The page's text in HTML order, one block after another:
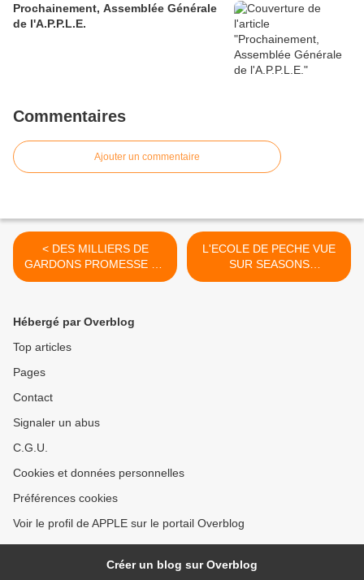
Prochainement, Assemblée Générale
de l'A.P.P.L.E.
Commentaires
Ajouter un commentaire
< DES MILLIERS DE
GARDONS PROMESSE DE
BELLE PECHE POUR LA
L'ECOLE DE PECHE VUE
SUR SEASONS
TELEVISION. >
Hébergé par Overblog
Top articles
Pages
Contact
Signaler un abus
C.G.U.
Cookies et données personnelles
Préférences cookies
Voir le profil de APPLE sur le portail Overblog
Créer un blog sur Overblog